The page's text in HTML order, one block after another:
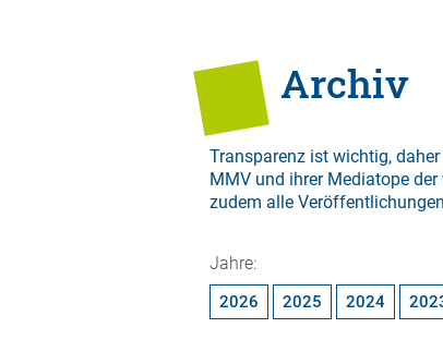
Archiv
Transparenz ist wichtig,
MMV und ihrer Mediatope
zudem alle
Jahre:
2026 2025 2024